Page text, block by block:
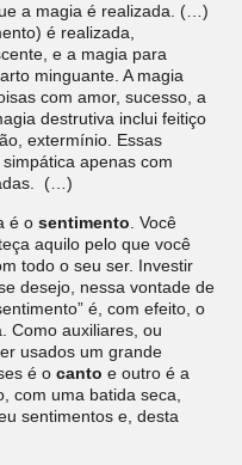
a magia é realizada. (…)
é realizada,
e a magia para
minguante. A magia
com amor, sucesso, a
destrutiva inclui feitiço
extermínio. Essas
apenas com
(…)
é o sentimento . Você
aquilo pelo que você
todo o seu ser. Investir
desejo, nessa vontade de
é, com efeito, o
Como auxiliares, ou
usados um grande
é o canto e outro é a
com uma batida seca,
sentimentos e, desta